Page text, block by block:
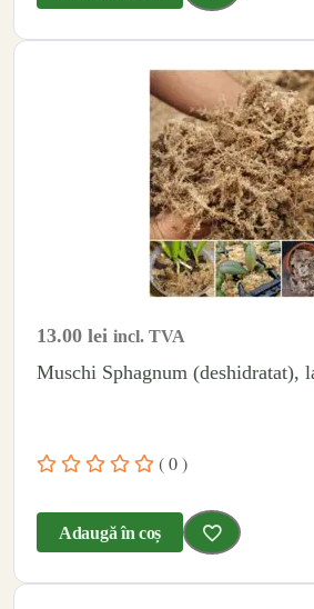
13.00 lei incl. TVA
Muschi Sphagnum (deshidratat),
( 0 )
Adaugă în coș